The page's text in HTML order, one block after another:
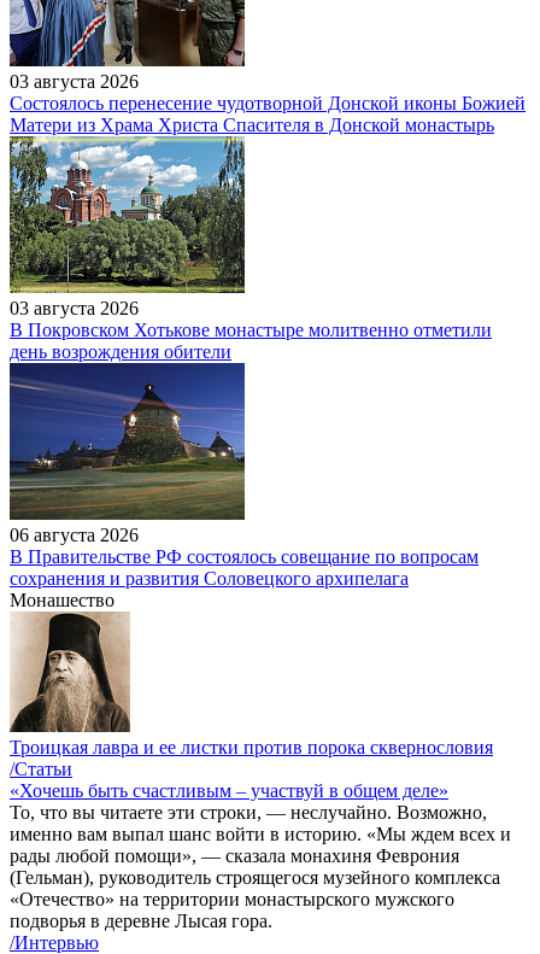
03 августа 2026
Состоялось перенесение чудотворной Донской иконы Божией
Матери из Храма Христа Спасителя в Донской монастырь
03 августа 2026
В Покровском Хотькове монастыре молитвенно отметили
день возрождения обители
06 августа 2026
В Правительстве РФ состоялось совещание по вопросам
сохранения и развития Соловецкого архипелага
Монашество
Троицкая лавра и ее листки против порока сквернословия
/Статьи
«Хочешь быть счастливым – участвуй в общем деле»
То, что вы читаете эти строки, — неслучайно. Возможно,
именно вам выпал шанс войти в историю. «Мы ждем всех и
рады любой помощи», — сказала монахиня Феврония
(Гельман), руководитель строящегося музейного комплекса
«Отечество» на территории монастырского мужского
подворья в деревне Лысая гора.
/Интервью